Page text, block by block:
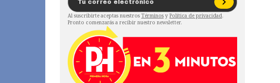
Al suscribirte aceptas nuestros Términos y Política de privacidad.
Pronto comenzarás a recibir nuestro newsletter.